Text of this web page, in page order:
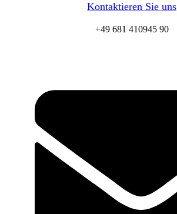
Kontaktieren Sie uns
+49 681 410945 90